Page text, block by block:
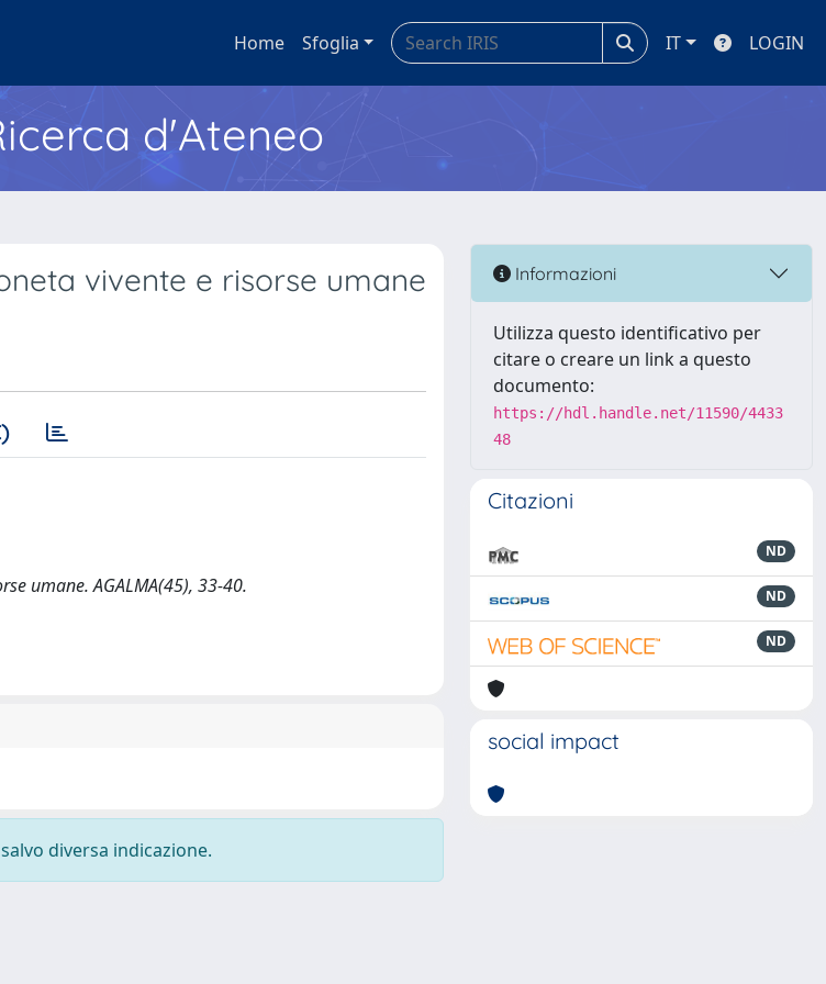
Home Sfoglia IT LOGIN
d'Ateneo
vivente e risorse umane
umane. AGALMA(45), 33-40.
diversa indicazione.
Informazioni
Utilizza questo identificativo per
citare o creare un link a questo
documento:
https://hdl.handle.net/11590/4433
48
Citazioni
ND
ND
ND
social impact